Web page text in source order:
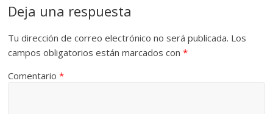
Deja una respuesta
Tu dirección de correo electrónico no será publicada. Los
campos obligatorios están marcados con*
Comentario*